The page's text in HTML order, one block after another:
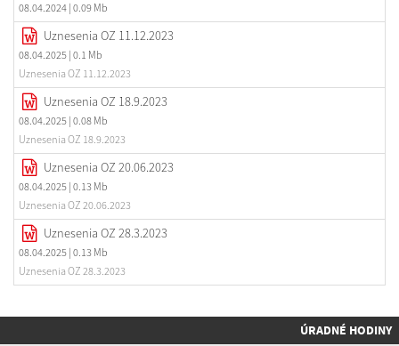
08.04.2024 | 0.09 Mb
Uznesenia OZ 11.12.2023
08.04.2025 | 0.1 Mb
Uznesenia OZ 11.12.2023
Uznesenia OZ 18.9.2023
08.04.2025 | 0.08 Mb
Uznesenia OZ 18.9.2023
Uznesenia OZ 20.06.2023
08.04.2025 | 0.13 Mb
Uznesenia OZ 20.06.2023
Uznesenia OZ 28.3.2023
08.04.2025 | 0.13 Mb
Uznesenia OZ 28.3.2023
ÚRADNÉ HODINY